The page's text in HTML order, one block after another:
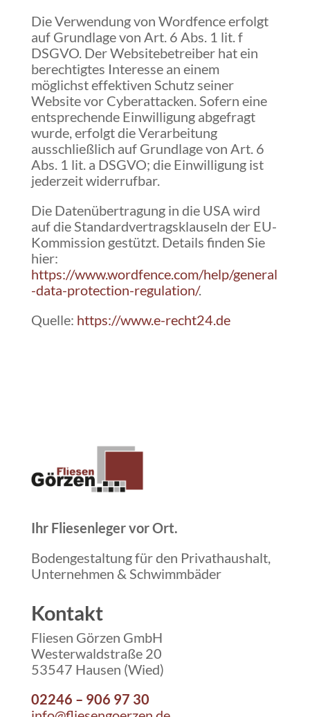
Die Verwendung von Wordfence erfolgt
auf Grundlage von Art. 6 Abs. 1 lit. f
DSGVO. Der Websitebetreiber hat ein
berechtigtes Interesse an einem
möglichst effektiven Schutz seiner
Website vor Cyberattacken. Sofern eine
entsprechende Einwilligung abgefragt
wurde, erfolgt die Verarbeitung
ausschließlich auf Grundlage von Art. 6
Abs. 1 lit. a DSGVO; die Einwilligung ist
jederzeit widerrufbar.
Die Datenübertragung in die USA wird
auf die Standardvertragsklauseln der EU-
Kommission gestützt. Details finden Sie
hier:
https://www.wordfence.com/help/general
-data-protection-regulation/.
Quelle: https://www.e-recht24.de
Ihr Fliesenleger vor Ort.
Bodengestaltung für den Privathaushalt,
Unternehmen & Schwimmbäder
Kontakt
Fliesen Görzen GmbH
Westerwaldstraße 20
53547 Hausen (Wied)
02246 – 906 97 30